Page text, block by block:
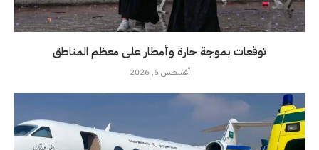
توقعات بموجة حارة وأمطار على معظم المناطق
أغسطس 6, 2026